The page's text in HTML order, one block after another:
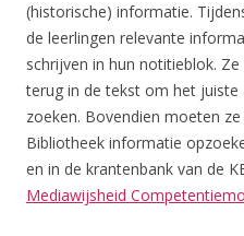
(historische) informatie.
de leerlingen relevante
schrijven in hun notitieblok.
terug in de tekst om het
zoeken. Bovendien moeten
Bibliotheek informatie
en in de krantenbank van de
Mediawijsheid